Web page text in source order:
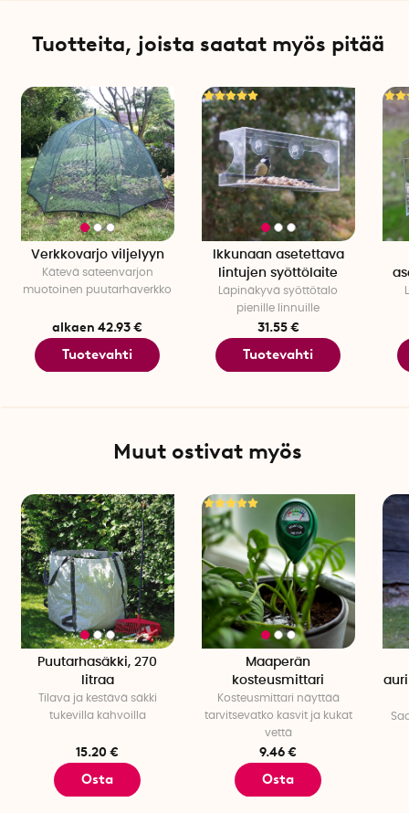
Väri: Vihreä
Leveys: 10,7 cm
Korkeus: 27 cm
Määrä per pakkaus: 1
Tuotteita, joista saatat myös pitää
Verkkovarjo viljelyyn
Kätevä sateenvarjon
muotoinen puutarhaverkko
alkaen 42.93 €
Tuotevahti
Ikkunaan asetettava
lintujen syöttölaite
Läpinäkyvä syöttötalo
pienille linnuille
31.55 €
Tuotevahti
Muut ostivat myös
Puutarhasäkki, 270
litraa
Tilava ja kestävä säkki
tukevilla kahvoilla
15.20 €
Osta
Maaperän
kosteusmittari
Kosteusmittari näyttää
tarvitsevatko kasvit ja kukat
vettä
9.46 €
Osta